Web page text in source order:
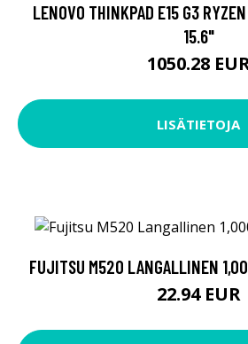
LENOVO THINKPAD E15 G3
15.6"
1050.28
LISÄTIETOJA
FUJITSU M520 LANGALLINEN
22.94 EUR